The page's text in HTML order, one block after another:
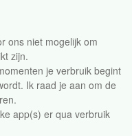
ons niet mogelijk om
zijn.
je verbruik begint
Ik raad je aan om de
app(s) er qua verbruik